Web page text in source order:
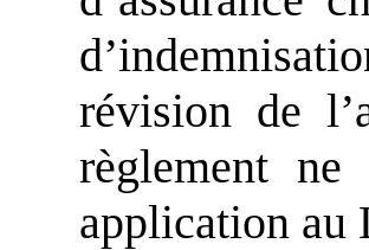
révision de
règlement
application au